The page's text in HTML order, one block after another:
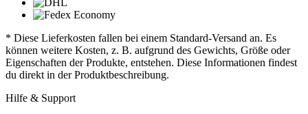
* Diese Lieferkosten fallen bei einem Standard-Versand an. Es
können weitere Kosten, z. B. aufgrund des Gewichts, Größe oder
Eigenschaften der Produkte, entstehen. Diese Informationen findest
du direkt in der Produktbeschreibung.
Hilfe & Support